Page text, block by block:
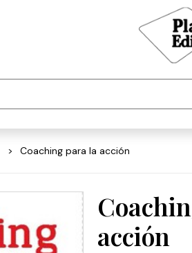
Coaching para la acción
acción